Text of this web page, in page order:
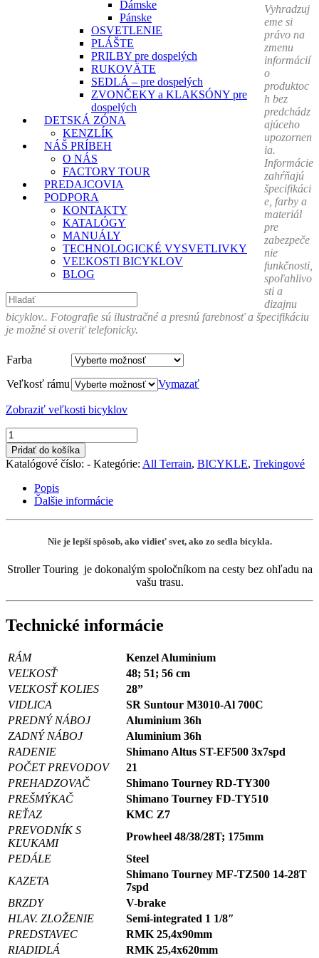
Dámske
Pánske
OSVETLENIE
PLÁŠTE
PRILBY pre dospelých
RUKOVÄTE
SEDLÁ – pre dospelých
ZVONČEKY a KLAKSÓNY pre
dospelých
DETSKÁ ZÓNA
KENZLÍK
NÁŠ PRÍBEH
O NÁS
FACTORY TOUR
PREDAJCOVIA
PODPORA
KONTAKTY
KATALÓGY
MANUÁLY
TECHNOLOGICKÉ VYSVETLIVKY
VEĽKOSTI BICYKLOV
BLOG
Vyhradzuj
eme si
právo na
zmenu
informácií
o
produktoc
h bez
predchádz
ajúceho
upozornen
ia.
Informácie
zahŕňajú
špecifikáci
e, farby a
materiál
pre
zabezpeče
nie
funkčnosti,
spoľahlivo
sti a
dizajnu
bicyklov.. Fotografie sú ilustračné a presnú farebnosť a špecifikáciu
je možné si overiť telefonicky.
Farba
Veľkosť rámu
Vymazať
Zobraziť veľkosti bicyklov
množstvo
Stroller
Touring
Pridať do košíka
Katalógové číslo: - Kategórie: All Terrain, BICYKLE, Trekingové
Popis
Ďalšie informácie
Nie je lepší spôsob, ako vidieť svet, ako zo sedla bicykla.
Stroller Touring je dokonalým spoločníkom na cesty bez ohľadu na
vašu trasu.
Technické informácie
RÁM
Kenzel Aluminium
VEĽKOSŤ
48; 51; 56 cm
VEĽKOSŤ KOLIES
28”
VIDLICA
SR Suntour M3010-Al 700C
PREDNÝ NÁBOJ
Aluminium 36h
ZADNÝ NÁBOJ
Aluminium 36h
RADENIE
Shimano Altus ST-EF500 3x7spd
POČET PREVODOV
21
PREHADZOVAČ
Shimano Tourney RD-TY300
PREŠMÝKAČ
Shimano Tourney FD-TY510
REŤAZ
KMC Z7
PREVODNÍK S
KĽUKAMI
Prowheel 48/38/28T; 175mm
PEDÁLE
Steel
KAZETA
Shimano Tourney MF-TZ500 14-28T
7spd
BRZDY
V-brake
HLAV. ZLOŽENIE
Semi-integrated 1 1/8″
PREDSTAVEC
RMK 25,4x90mm
RIADIDLÁ
RMK 25,4x620mm